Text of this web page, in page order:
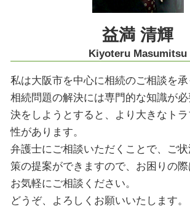
紛争解決 神戸市 弁護士
事業承継 神戸市 弁護士
コンプライアンス 神戸市 弁護士
益満 清輝
Kiyoteru Masumitsu
私は大阪市を中心に相続のご相談を承
相続問題の解決には専門的な知識が
決をしようとすると、より大きなト
性があります。
弁護士にご相談いただくことで、ご
策の提案ができますので、お困りの
お気軽にご相談ください。
どうぞ、よろしくお願いいたします。